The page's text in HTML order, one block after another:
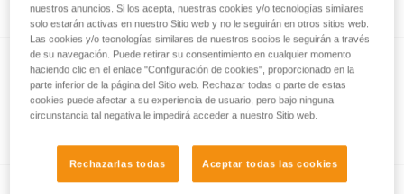
compacto
NEW
ASAP®LOCK
Anticaídas deslizante para cuerda,
nuestros anuncios. Si los acepta, nuestras cookies y/o tecnologías similares
solo estarán activas en nuestro Sitio web y no le seguirán en otros sitios web.
Las cookies y/o tecnologías similares de nuestros socios le seguirán a través
de su navegación. Puede retirar su consentimiento en cualquier momento
haciendo clic en el enlace "Configuración de cookies", proporcionado en la
parte inferior de la página del Sitio web. Rechazar todas o parte de estas
cookies puede afectar a su experiencia de usuario, pero bajo ninguna
circunstancia tal negativa le impedirá acceder a nuestro Sitio web.
Rechazarlas todas Aceptar todas las cookies